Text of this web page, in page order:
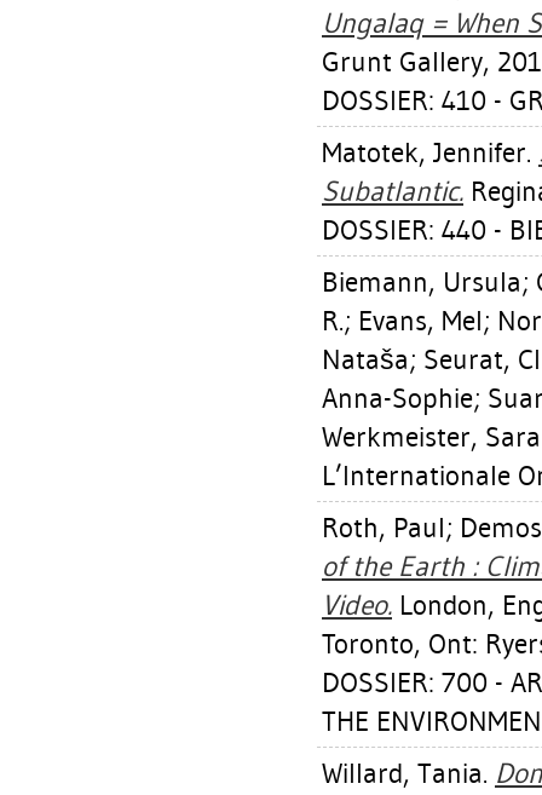
Ungalaq = When
Grunt Gallery,
DOSSIER: 410 -
Matotek, Jennifer.
Subatlantic.
DOSSIER: 440 -
Biemann, Ursula;
R.; Evans, Mel;
Nataša; Seurat,
Anna-Sophie;
Werkmeister,
L’Internationale
Roth, Paul;
of the Earth :
Video. London,
Toronto, Ont:
DOSSIER: 700 -
THE
Willard, Tania.